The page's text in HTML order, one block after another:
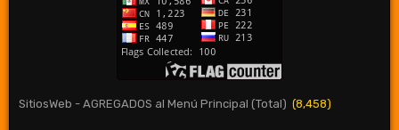
SitiosWeb - AGREGADOS al Menú Principal (Total) (8,458)